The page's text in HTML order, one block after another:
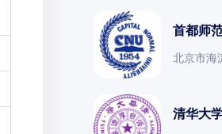
首都师
北京市海
清华大